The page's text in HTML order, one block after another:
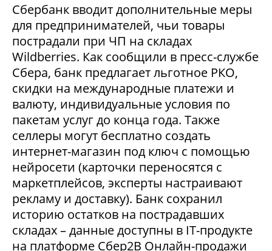
Сбербанк вводит дополнительные меры
для предпринимателей, чьи товары
пострадали при ЧП на складах
Wildberries. Как сообщили в пресс-службе
Сбера, банк предлагает льготное РКО,
скидки на международные платежи и
валюту, индивидуальные условия по
пакетам услуг до конца года. Также
селлеры могут бесплатно создать
интернет-магазин под ключ с помощью
нейросети (карточки переносятся с
маркетплейсов, эксперты настраивают
рекламу и доставку). Банк сохранил
историю остатков на пострадавших
складах – данные доступны в IT-продукте
на платформе Сбер2В Онлайн-продажи